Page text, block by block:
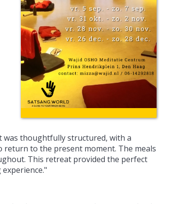
thoughtfully structured, with a
to the present moment. The meals
This retreat provided the perfect